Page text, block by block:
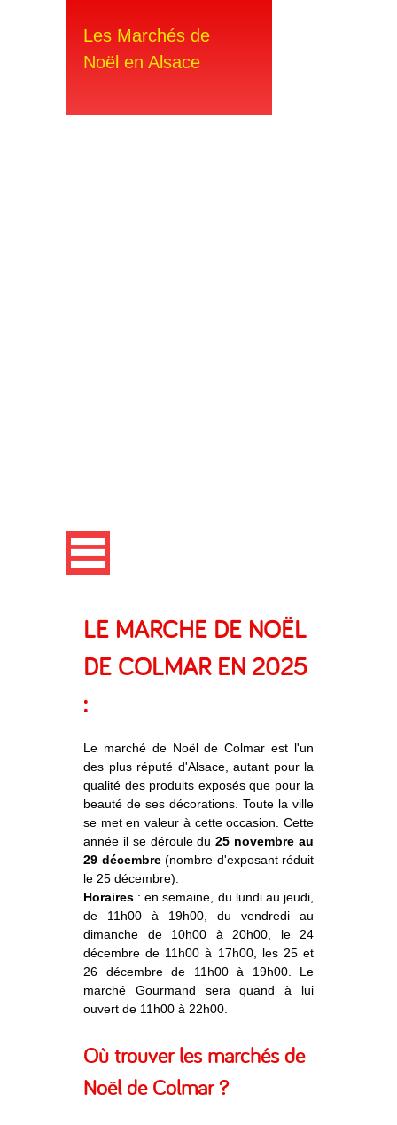
Les Marchés de
Noël en Alsace
LE MARCHE DE NOËL
DE COLMAR EN 2025
:
Le marché de Noël de Colmar est l'un
des plus réputé d'Alsace, autant pour la
qualité des produits exposés que pour la
beauté de ses décorations. Toute la ville
se met en valeur à cette occasion. Cette
année il se déroule du25 novembre au
29 décembre(nombre d'exposant réduit
le 25 décembre).
Horaires : en semaine, du lundi au jeudi,
de 11h00 à 19h00, du vendredi au
dimanche de 10h00 à 20h00, le 24
décembre de 11h00 à 17h00, les 25 et
26 décembre de 11h00 à 19h00. Le
marché Gourmand sera quand à lui
ouvert de 11h00 à 22h00.
Où trouver les marchés de
Noël de Colmar ?